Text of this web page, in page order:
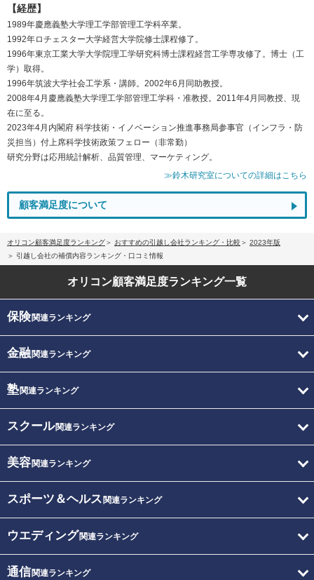
【経歴】
1989年慶應義塾大学理工学部管理工学科卒業。
1992年ロチェスター大学経営大学院修士課程修了。
1996年東京工業大学大学院理工学研究科博士課程経営工学専攻修了。博士（工
学）取得。
1996年筑波大学社会工学系・講師。2002年6月同助教授。
2008年4月慶應義塾大学理工学部管理工学科・准教授。2011年4月同教授、現
在に至る。
2023年4月内閣府 科学技術・イノベーション推進事務局参事官（インフラ・防
災担当）付上席科学技術政策フェロー（非常勤）
研究分野は応用統計解析、品質管理、マーケティング。
≫鈴木研究室についての詳細はこちら
顧客満足度について
オリコン顧客満足度ランキング おすすめの引越し会社ランキング・比較
2023年版
引越し会社の補償内容ランキング・口コミ情報
オリコン顧客満足度ランキング一覧
保険関連ランキング
金融関連ランキング
塾関連ランキング
スクール関連ランキング
美容関連ランキング
スポーツ＆ヘルス 関連ランキング
ウエディング関連ランキング
通信関連ランキング